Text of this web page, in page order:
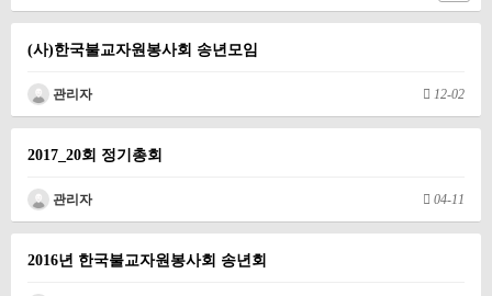
(사)한국불교자원봉사회 송년모임
관리자 12-02
2017_20회 정기총회
관리자 04-11
2016년 한국불교자원봉사회 송년회